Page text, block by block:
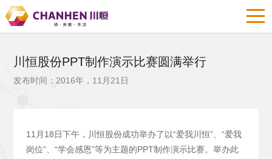
川恒股份PPT制作演示比赛圆满举行
发布时间：2016年，11月21日
11月18日下午，川恒股份成功举办了以“爱我川恒”、“爱我
岗位”、“学会感恩”等为主题的PPT制作演示比赛。举办此